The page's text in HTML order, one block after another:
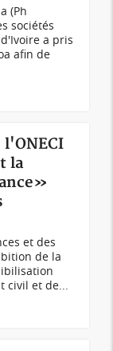
(Ph
sociétés
a pris
afin de
la
et des
de la
civil et de...